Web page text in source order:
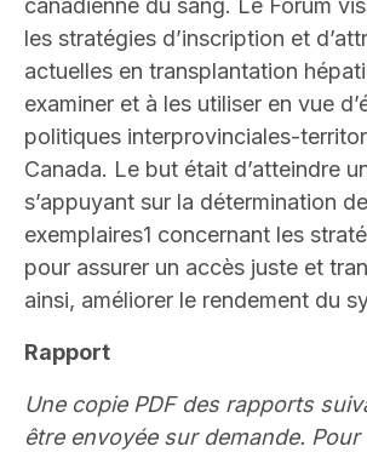
canadienne du sang. Le Forum
les stratégies d’inscription et
actuelles en transplantation
examiner et à les utiliser en vue
politiques interprovinciales-
Canada. Le but était d’atteindre
s’appuyant sur la détermination
exemplaires1 concernant les
pour assurer un accès juste et
ainsi, améliorer le rendement du
Rapport
Une copie PDF des rapports
être envoyée sur demande. Pour